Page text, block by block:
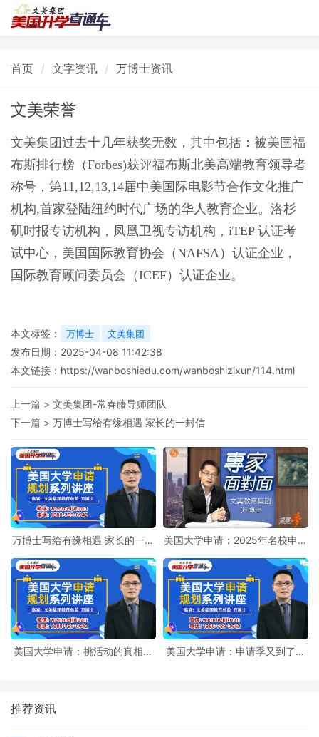
首页 文字资讯 万博士资讯
文美荣誉
文美集团过去十几年获奖无数，其中包括：被美国福
布斯排行榜（Forbes)获评福布斯北美高端教育领导者
称号，第11,12,13,14届中美国际电影节合作文化推广
机构,首家登陆纽约时代广场的华人教育企业。洛杉
矶时报专访机构，凤凰卫视专访机构，iTEP 认证考
试中心，美国国际教育协会（NAFSA）认证企业，
国际教育顾问委员会（ICEF）认证企业。
本文标签： 万博士 文美集团
发布日期：2025-04-08 11:42:38
本文链接： https://wanboshiedu.com/wanboshizixun/114.html
上一篇 > 文美集团-常春藤导师团队
下一篇 > 万博士写给有缘相遇 家长的一封信
万博士写给有缘相遇 家长的一封
美国大学申请：2025年名校申请
建议 - 文美集团万博士《美国升
学直通车》
美国大学申请：挑活动的真相，
美国大学申请：申请季又到了，
推荐资讯